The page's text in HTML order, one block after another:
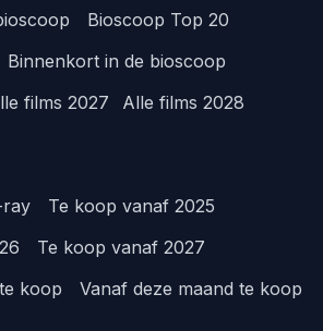
Bioscoop Top 20
Binnenkort in de bioscoop
films 2027 Alle films 2028
Te koop vanaf 2025
Te koop vanaf 2027
koop
Vanaf deze maand te koop